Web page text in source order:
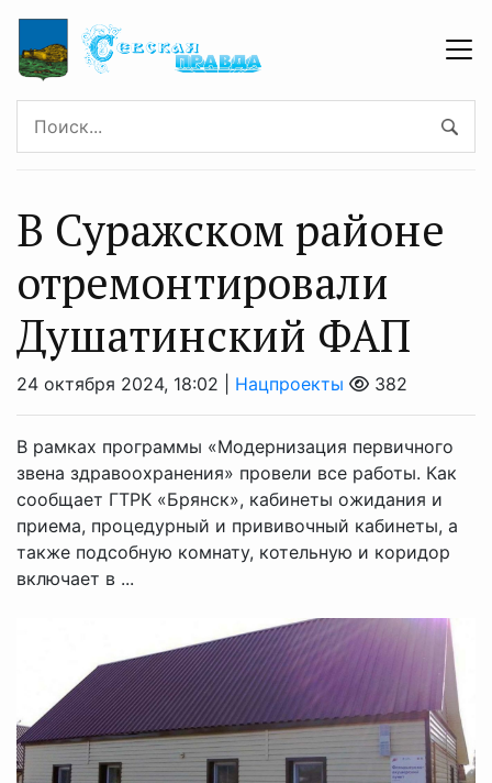
В Суражском районе
отремонтировали
Душатинский ФАП
24 октября 2024, 18:02 | Нацпроекты 382
В рамках программы «Модернизация первичного
звена здравоохранения» провели все работы. Как
сообщает ГТРК «Брянск», кабинеты ожидания и
приема, процедурный и прививочный кабинеты, а
также подсобную комнату, котельную и коридор
включает в ...